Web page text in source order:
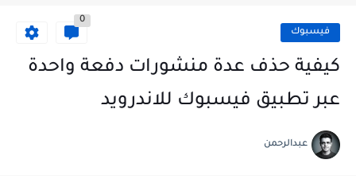
فيسبوك
0
كيفية حذف عدة منشورات دفعة واحدة
عبر تطبيق فيسبوك للاندرويد
عبدالرحمن